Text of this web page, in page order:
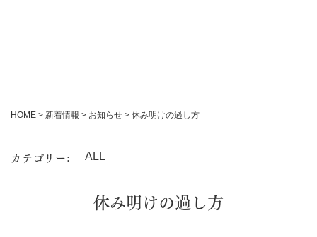
HOME > 新着情報 > お知らせ > 休み明けの過し方
カテゴリー:
休み明けの過し方